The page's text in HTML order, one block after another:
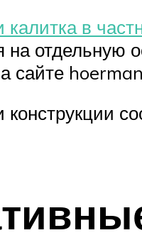
калитка в
на отдельную
сайте
конструкции